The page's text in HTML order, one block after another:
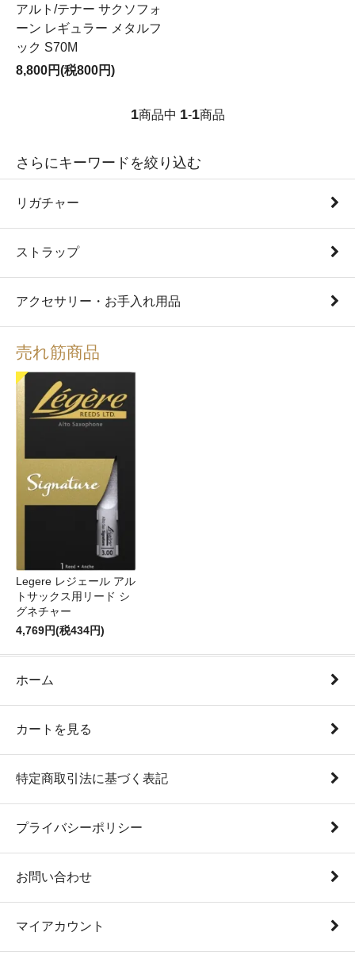
アルト/テナー サクソフォ
ーン レギュラー メタルフ
ック S70M
8,800円(税800円)
1商品中 1-1商品
さらにキーワードを絞り込む
リガチャー
ストラップ
アクセサリー・お手入れ用品
売れ筋商品
Legere レジェール アル
トサックス用リード シ
グネチャー
4,769円(税434円)
ホーム
カートを見る
特定商取引法に基づく表記
プライバシーポリシー
お問い合わせ
マイアカウント